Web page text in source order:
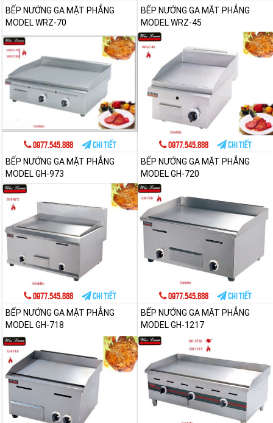
BẾP NƯỚNG GA MẶT PHẲNG
MODEL WRZ-70
0977.545.888 Chi tiết
BẾP NƯỚNG GA MẶT PHẲNG
MODEL WRZ-45
0977.545.888
Chi tiết
BẾP NƯỚNG GA MẶT PHẲNG
MODEL GH-973
0977.545.888 Chi tiết
BẾP NƯỚNG GA MẶT PHẲNG
MODEL GH-720
0977.545.888
Chi tiết
BẾP NƯỚNG GA MẶT PHẲNG
MODEL GH-718
BẾP NƯỚNG GA MẶT PHẲNG
MODEL GH-1217